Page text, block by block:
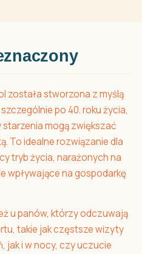
została stworzona z myślą
po 40. roku życia,
mogą zwiększać
To idealne rozwiązanie dla
tryb życia, narażonych na
wpływające na gospodarkę
u panów, którzy odczuwają
takie jak częstsze wizyty
jak i w nocy, czy uczucie